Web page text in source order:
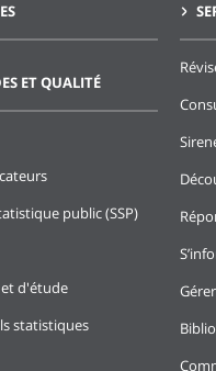
ET QUALITÉ
public (SSP)
d'étude
statistiques